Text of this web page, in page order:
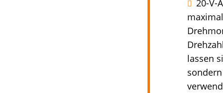
20-V-
lassen